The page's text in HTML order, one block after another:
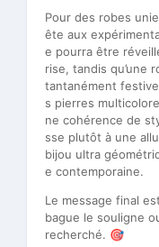
Pour des robes
ête aux
e pourra être
rise, tandis qu’une
tantanément
s pierres
ne cohérence de
sse plutôt à une
bijou ultra
e contemporaine.
Le message final
bague le souligne
recherché. 🎯